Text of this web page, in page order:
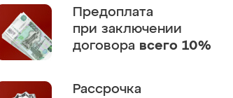
Предоплата
при заключении
договора всего 10%
Рассрочка